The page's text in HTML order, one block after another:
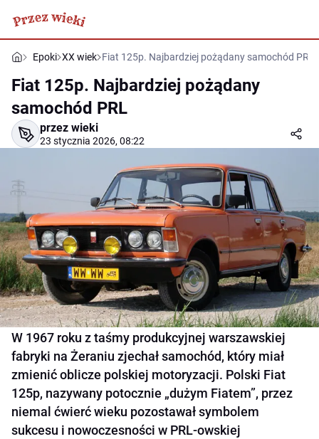
Epoki XX wiek Fiat 125p. Najbardziej pożądany samochód PRL
Fiat 125p. Najbardziej pożądany
samochód PRL
przez wieki
23 stycznia 2026, 08:22
W 1967 roku z taśmy produkcyjnej warszawskiej
fabryki na Żeraniu zjechał samochód, który miał
zmienić oblicze polskiej motoryzacji. Polski Fiat
125p, nazywany potocznie „dużym Fiatem”, przez
niemal ćwierć wieku pozostawał symbolem
sukcesu i nowoczesności w PRL-owskiej